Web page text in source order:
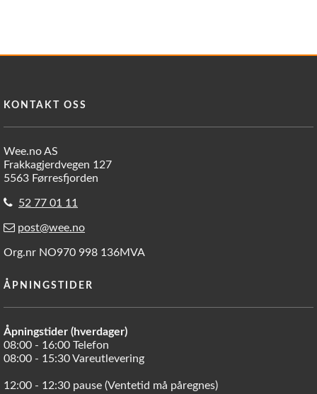
KONTAKT OSS
Wee.no AS
Frakkagjerdvegen 127
5563 Førresfjorden
52 77 01 11
post@wee.no
Org.nr NO970 998 136MVA
ÅPNINGSTIDER
Åpningstider (hverdager)
08:00 - 16:00 Telefon
08:00 - 15:30 Vareutlevering
12:00 - 12:30 pause (Ventetid må påregnes)